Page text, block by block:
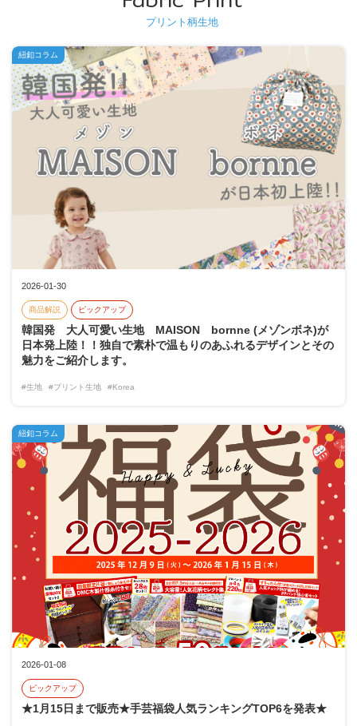
プリント柄生地
2026-01-30
商品解説 ピックアップ
韓国発 大人可愛い生地 MAISON bornne (メゾンボネ)が
日本発上陸！！独自で素朴で温もりのあふれるデザインとその
魅力をご紹介します。
#生地 #プリント生地 #Korea
紐釦コラム
2026-01-08
ピックアップ
★1月15日まで販売★手芸福袋人気ランキングTOP6を発表★
紐釦コラム